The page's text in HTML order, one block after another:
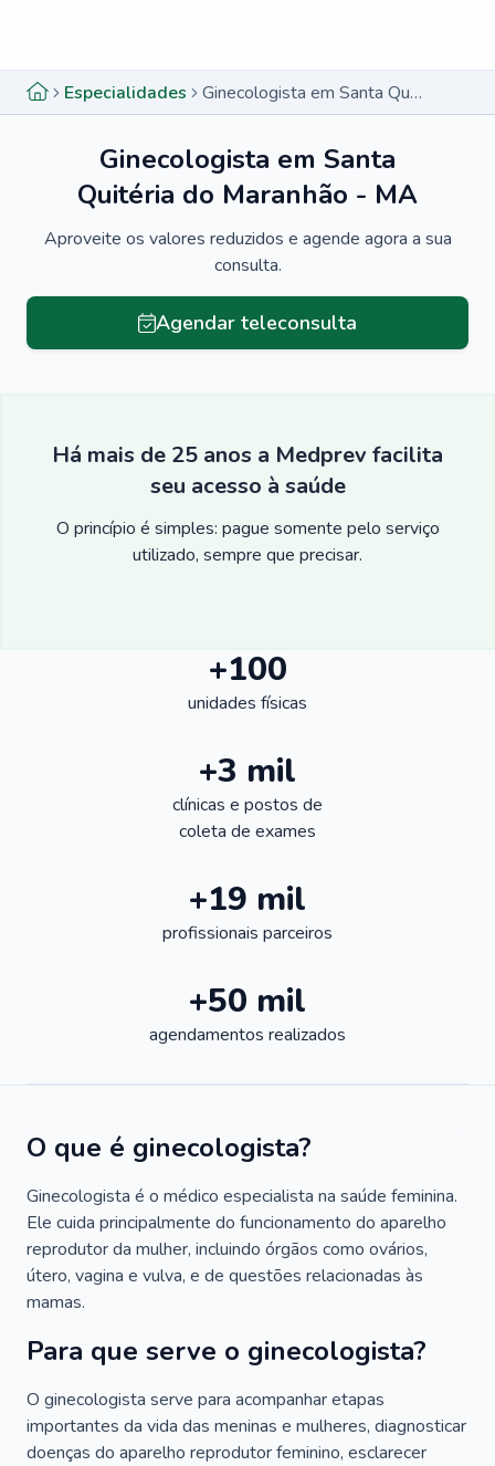
Especialidades Ginecologista em Santa Quitéria do Maranhão - MA
Ginecologista em Santa
Quitéria do Maranhão - MA
Aproveite os valores reduzidos e agende agora a sua
consulta.
Agendar teleconsulta
Há mais de 25 anos a Medprev facilita
seu acesso à saúde
O princípio é simples: pague somente pelo serviço
utilizado, sempre que precisar.
+100
unidades físicas
+3 mil
clínicas e postos de
coleta de exames
+19 mil
profissionais parceiros
+50 mil
agendamentos realizados
O que é ginecologista?
Ginecologista é o médico especialista na saúde feminina.
Ele cuida principalmente do funcionamento do aparelho
reprodutor da mulher, incluindo órgãos como ovários,
útero, vagina e vulva, e de questões relacionadas às
mamas.
Para que serve o ginecologista?
O ginecologista serve para acompanhar etapas
importantes da vida das meninas e mulheres, diagnosticar
doenças do aparelho reprodutor feminino, esclarecer